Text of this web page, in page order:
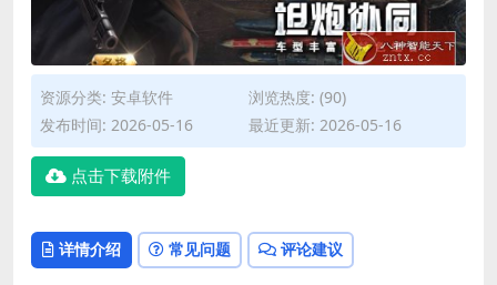
资源分类: 安卓软件
浏览热度: (90)
发布时间: 2026-05-16
最近更新: 2026-05-16
点击下载附件
详情介绍 常见问题 评论建议